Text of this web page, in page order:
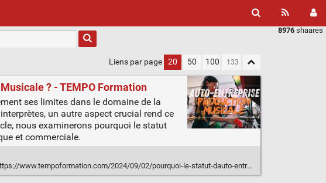
8976 shaares
Liens par page 20 50 100
? - TEMPO Formation
ses limites dans le domaine de la
un autre aspect crucial rend ce
nous examinerons pourquoi le statut
et commerciale.
www.tempoformation.com/2024/09/02/pourquoi-le-statut-dauto-entrepreneur-nest-pas-compatible-avec-la-production-musicale/